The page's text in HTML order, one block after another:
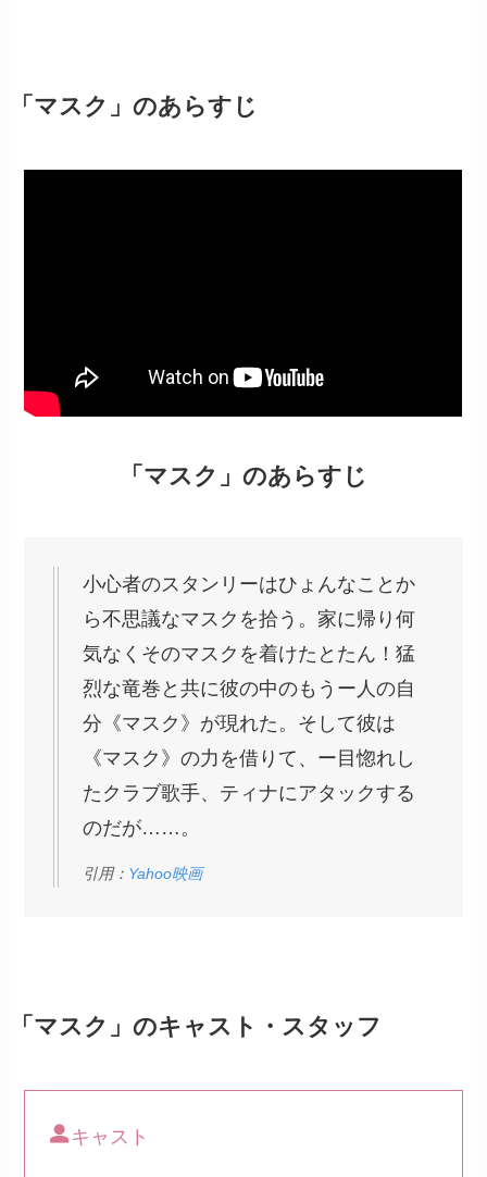
「マスク」のあらすじ
「マスク」のあらすじ
小心者のスタンリーはひょんなことか
ら不思議なマスクを拾う。家に帰り何
気なくそのマスクを着けたとたん！猛
烈な竜巻と共に彼の中のもうー人の自
分《マスク》が現れた。そして彼は
《マスク》の力を借りて、ー目惚れし
たクラブ歌手、ティナにアタックする
のだが……。
引用： Yahoo映画
「マスク」のキャスト・スタッフ
キャスト